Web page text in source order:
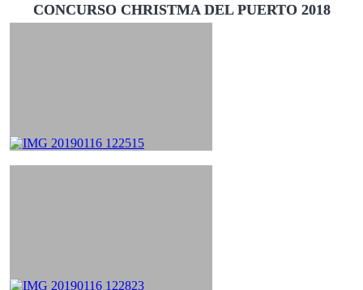
CONCURSO CHRISTMA DEL PUERTO 2018